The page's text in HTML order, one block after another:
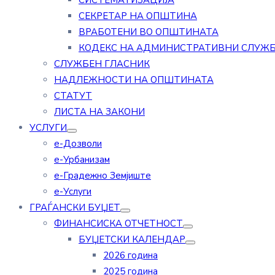
СЕКРЕТАР НА ОПШТИНА
ВРАБОТЕНИ ВО ОПШТИНАТА
КОДЕКС НА АДМИНИСТРАТИВНИ
СЛУЖБЕН ГЛАСНИК
НАДЛЕЖНОСТИ НА ОПШТИНАТА
СТАТУТ
ЛИСТА НА ЗАКОНИ
УСЛУГИ
е-Дозволи
е-Урбанизам
е-Градежно Земјиште
е-Услуги
ГРАЃАНСКИ БУЏЕТ
ФИНАНСИСКА ОТЧЕТНОСТ
БУЏЕТСКИ КАЛЕНДАР
2026 година
2025 година